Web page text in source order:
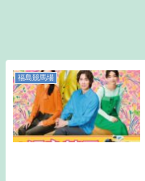
福島競馬場